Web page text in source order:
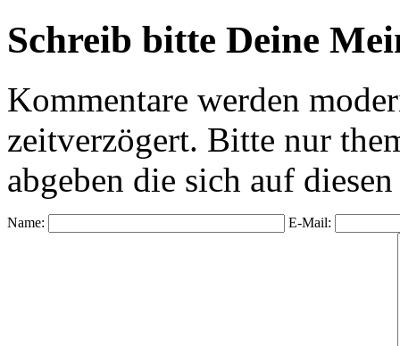
Schreib bitte Deine
Kommentare werden
zeitverzögert. Bitte nur
abgeben die sich auf
Name: E-Mail: